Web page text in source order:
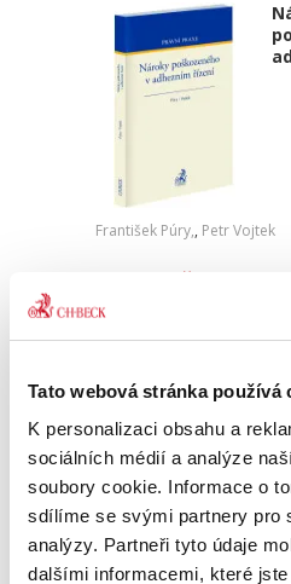
Tato webová stránka používá
K personalizaci obsahu a
sociálních médií a analýze
soubory cookie. Informace o
sdílíme se svými partnery pro
analýzy. Partneři tyto údaje
dalšími informacemi, které
František Púry,, Petr Vojtek
690,00 Kč
(adhezním) řízení a o
tomto řízení. V tomto